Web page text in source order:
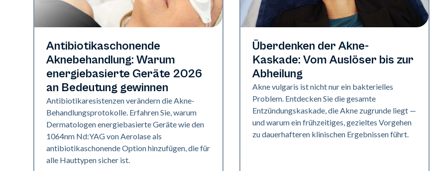
Gesundheit der Haut
Antibiotikaschonende
Aknebehandlung: Warum
energiebasierte Geräte 2026
an Bedeutung gewinnen
Antibiotikaresistenzen verändern die Akne-
Behandlungsprotokolle. Erfahren Sie, warum
Dermatologen energiebasierte Geräte wie den
1064nm Nd:YAG von Aerolase als
antibiotikaschonende Option hinzufügen, die für
alle Hauttypen sicher ist.
Gesundheit der Haut
Überdenken der Akne-
Kaskade: Vom Auslöser bis zur
Abheilung
Akne vulgaris ist nicht nur ein bakterielles
Problem. Entdecken Sie die gesamte
Entzündungskaskade, die Akne zugrunde liegt —
und warum ein frühzeitiges, gezieltes Vorgehen
zu dauerhafteren klinischen Ergebnissen führt.